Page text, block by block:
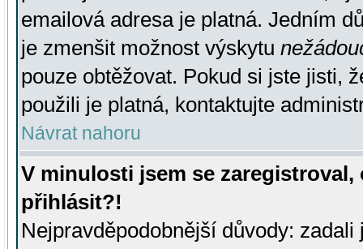
emailová adresa je platná. Jedním
je zmenšit možnost výskytu
pouze obtěžovat. Pokud si jste jisti,
použili je platná, kontaktujte
Návrat nahoru
V minulosti jsem se
přihlásit?!
Nejpravděpodobnější důvody: